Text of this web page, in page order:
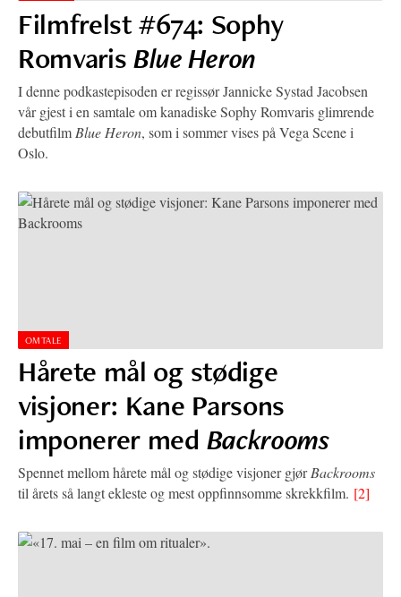
Filmfrelst #674: Sophy
RomvarisBlue Heron
I denne podkastepisoden er regissør Jannicke Systad Jacobsen
vår gjest i en samtale om kanadiske Sophy Romvaris glimrende
debutfilm Blue Heron, som i sommer vises på Vega Scene i
Oslo.
OMTALE
Hårete mål og stødige
visjoner: Kane Parsons
imponerer med Backrooms
Spennet mellom hårete mål og stødige visjoner gjørBackrooms
til årets så langt ekleste og mest oppfinnsomme skrekkfilm. [2]